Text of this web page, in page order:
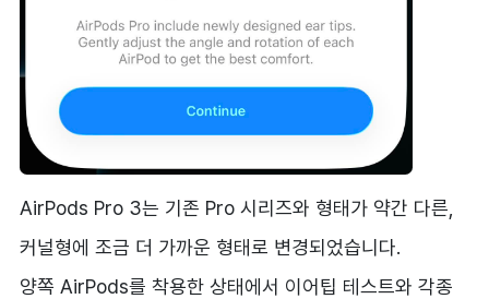
AirPods Pro 3는 기존 Pro 시리즈와 형태가 약간 다른,
커널형에 조금 더 가까운 형태로 변경되었습니다.
양쪽 AirPods를 착용한 상태에서 이어팁 테스트와 각종